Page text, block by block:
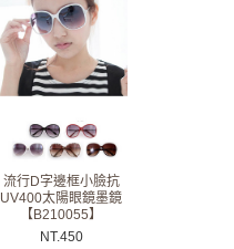
流行D字邊框小臉抗
UV400太陽眼鏡墨鏡
【B210055】
NT.450